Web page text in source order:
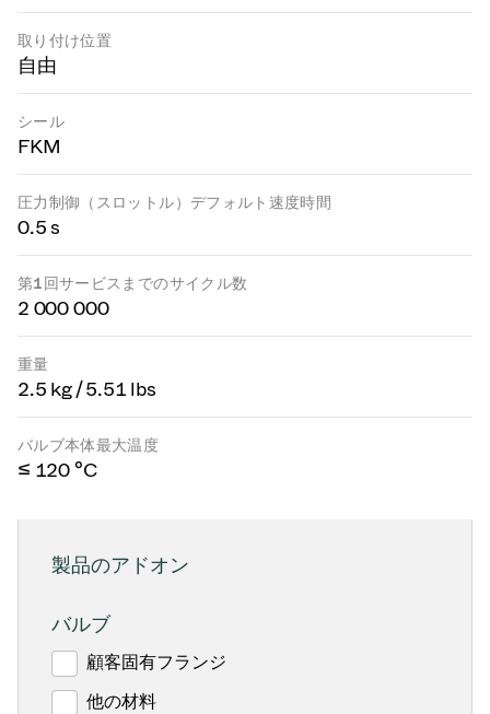
取り付け位置
自由
シール
FKM
圧力制御（スロットル）デフォルト速度時間
0.5 s
第1回サービスまでのサイクル数
2 000 000
重量
2.5 kg / 5.51 lbs
バルブ本体最大温度
≤ 120 °C
製品のアドオン
バルブ
顧客固有フランジ
他の材料